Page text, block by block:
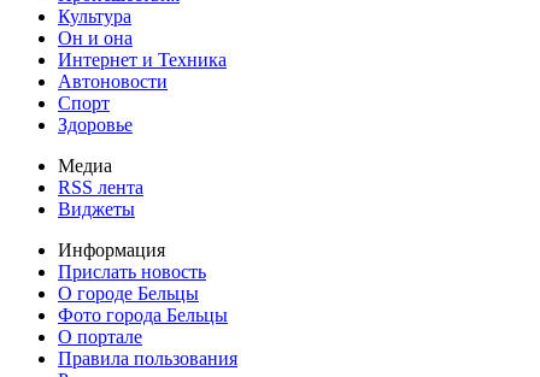
Культура
Он и она
Интернет и Техника
Автоновости
Спорт
Здоровье
Медиа
RSS лента
Виджеты
Информация
Прислать новость
О городе Бельцы
Фото города Бельцы
О портале
Правила пользования